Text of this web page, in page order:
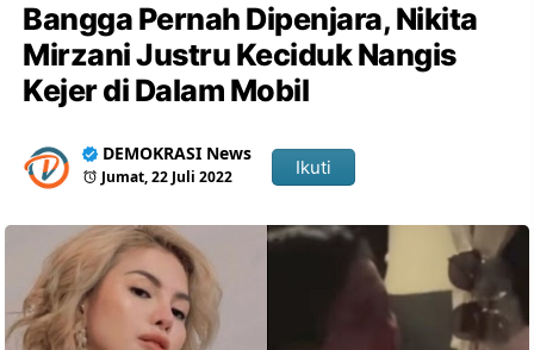
Bangga Pernah Dipenjara, Nikita
Mirzani Justru Keciduk Nangis
Kejer di Dalam Mobil
DEMOKRASI News
Jumat, 22 Juli 2022 Ikuti